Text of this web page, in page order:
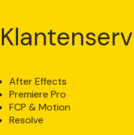
After Effects
Premiere Pro
FCP & Motion
Resolve